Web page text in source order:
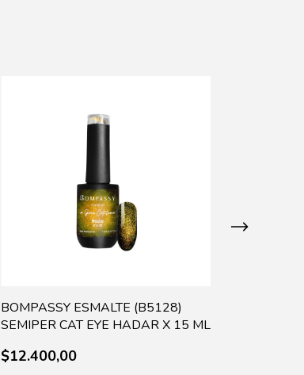
BOMPASSY ESMALTE (B5128)
SEMIPER CAT EYE HADAR X 15 ML
$12.400,00